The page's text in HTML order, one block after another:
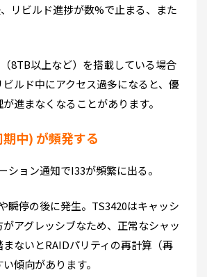
リビルド進捗が数%で止まる、また
8TB以上など）を搭載している場合
ルド中にアクセス過多になると、優
進まなくなることがあります。
中) が頻発する
ション通知でI33が頻繁に出る。
瞬停の後に発生。TS3420はキャッシ
アグレッシブなため、正常なシャッ
まないとRAIDパリティの再計算（再
傾向があります。